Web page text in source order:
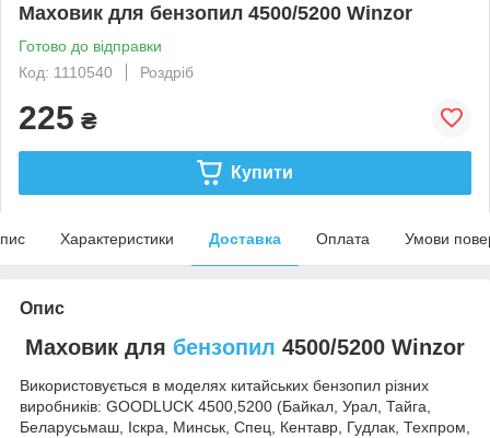
Маховик для бензопил 4500/5200 Winzor
Готово до відправки
Код: 1110540
Роздріб
225 ₴
Купити
Характеристики Доставка Оплата Умови
Опис
Маховик для бензопил 4500/5200 Winzor
Використовується в моделях китайських бензопил різних
виробників: GOODLUCK 4500,5200 (Байкал, Урал, Тайга,
Беларусьмаш, Іскра, Минськ, Спец, Кентавр, Гудлак, Техпром,